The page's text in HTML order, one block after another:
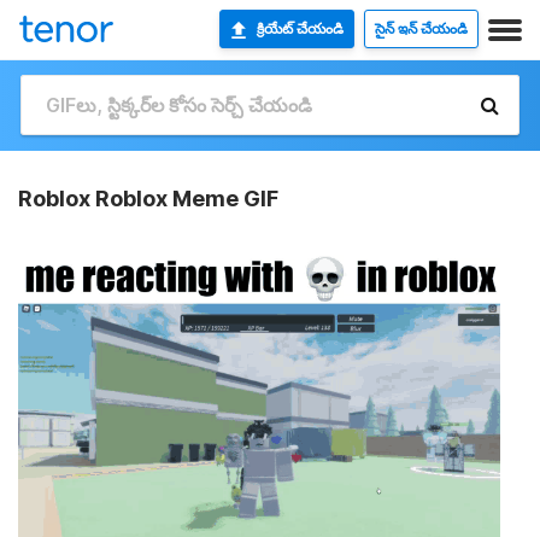
క్రియేట్ చేయండి సైన్ ఇన్ చేయండి
Roblox Roblox Meme GIF